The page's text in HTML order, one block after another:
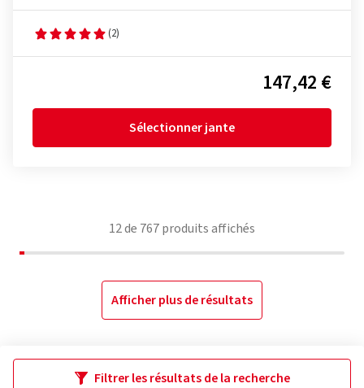
(2)
147,42 €
Sélectionner jante
12de 767produits affichés
Afficher plus de résultats
Filtrer les résultats de la recherche